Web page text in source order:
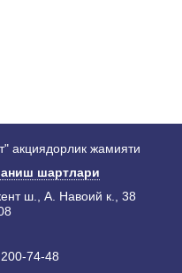
акциядорлик жамияти
шартлари
ш., А. Навоий к., 38
74-48